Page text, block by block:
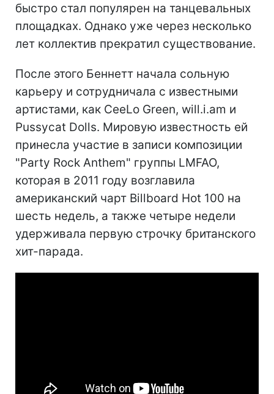
быстро стал популярен на танцевальных
площадках. Однако уже через несколько
лет коллектив прекратил существование.
После этого Беннетт начала сольную
карьеру и сотрудничала с известными
артистами, как CeeLo Green, will.i.am и
Pussycat Dolls. Мировую известность ей
принесла участие в записи композиции
"Party Rock Anthem" группы LMFAO,
которая в 2011 году возглавила
американский чарт Billboard Hot 100 на
шесть недель, а также четыре недели
удерживала первую строчку британского
хит-парада.